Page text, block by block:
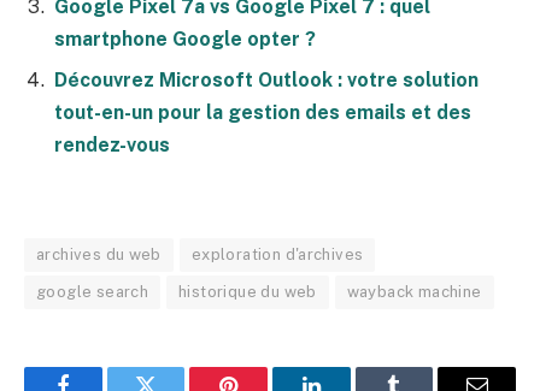
Google Pixel 7a vs Google Pixel 7 : quel
smartphone Google opter ?
Découvrez Microsoft Outlook : votre solution
tout-en-un pour la gestion des emails et des
rendez-vous
archives du web exploration d'archives
google search historique du web wayback machine